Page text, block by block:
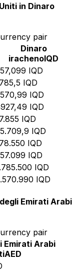
in Dinaro
pair
Dinaro
irachenoIQD
IQD
IQD
IQD
IQD
IQD
IQD
IQD
IQD
IQD
IQD
Emirati Arabi
pair
Emirati Arabi
AED